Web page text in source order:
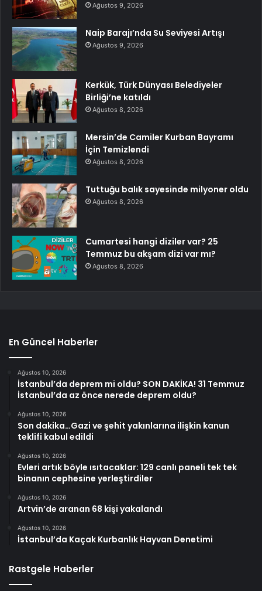
Ağustos 9, 2026
Naip Barajı’nda Su Seviyesi Artışı
Ağustos 9, 2026
Kerkük, Türk Dünyası Belediyeler
Birliği’ne katıldı
Ağustos 8, 2026
Mersin’de Camiler Kurban Bayramı
İçin Temizlendi
Ağustos 8, 2026
Tuttuğu balık sayesinde milyoner oldu
Ağustos 8, 2026
Cumartesi hangi diziler var? 25
Temmuz bu akşam dizi var mı?
Ağustos 8, 2026
En Güncel Haberler
Ağustos 10, 2026
İstanbul’da deprem mi oldu? SON DAKİKA! 31 Temmuz
İstanbul’da az önce nerede deprem oldu?
Ağustos 10, 2026
Son dakika…Gazi ve şehit yakınlarına ilişkin kanun
teklifi kabul edildi
Ağustos 10, 2026
Evleri artık böyle ısıtacaklar: 129 canlı paneli tek tek
binanın cephesine yerleştirdiler
Ağustos 10, 2026
Artvin’de aranan 68 kişi yakalandı
Ağustos 10, 2026
İstanbul’da Kaçak Kurbanlık Hayvan Denetimi
Rastgele Haberler